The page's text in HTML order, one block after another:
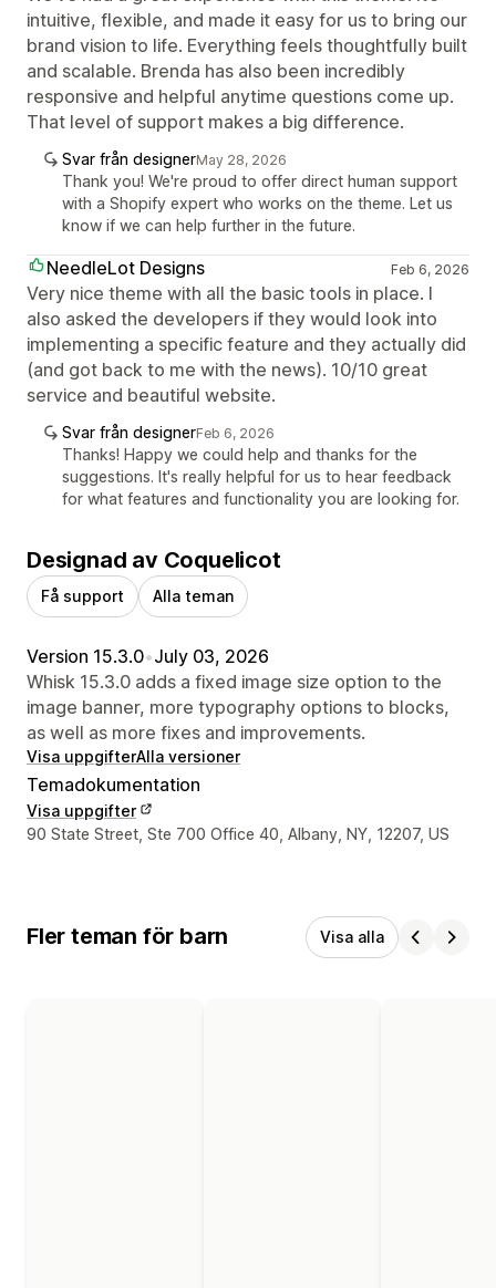
intuitive, flexible, and made it easy for us to bring our
brand vision to life. Everything feels thoughtfully built
and scalable. Brenda has also been incredibly
responsive and helpful anytime questions come up.
That level of support makes a big difference.
Svar från designerMay 28, 2026
Thank you! We're proud to offer direct human support
with a Shopify expert who works on the theme. Let us
know if we can help further in the future.
NeedleLot Designs Feb 6, 2026
Very nice theme with all the basic tools in place. I
also asked the developers if they would look into
implementing a specific feature and they actually did
(and got back to me with the news). 10/10 great
service and beautiful website.
Svar från designerFeb 6, 2026
Thanks! Happy we could help and thanks for the
suggestions. It's really helpful for us to hear feedback
for what features and functionality you are looking for.
Designad av Coquelicot
Få support Alla teman
Version 15.3.0•July 03, 2026
Whisk 15.3.0 adds a fixed image size option to the
image banner, more typography options to blocks,
as well as more fixes and improvements.
Visa uppgifterAlla versioner
Temadokumentation
Visa uppgifter
Designerns kontaktuppgifter
90 State Street, Ste 700 Office 40, Albany, NY, 12207, US
Fler teman för barn Visa alla